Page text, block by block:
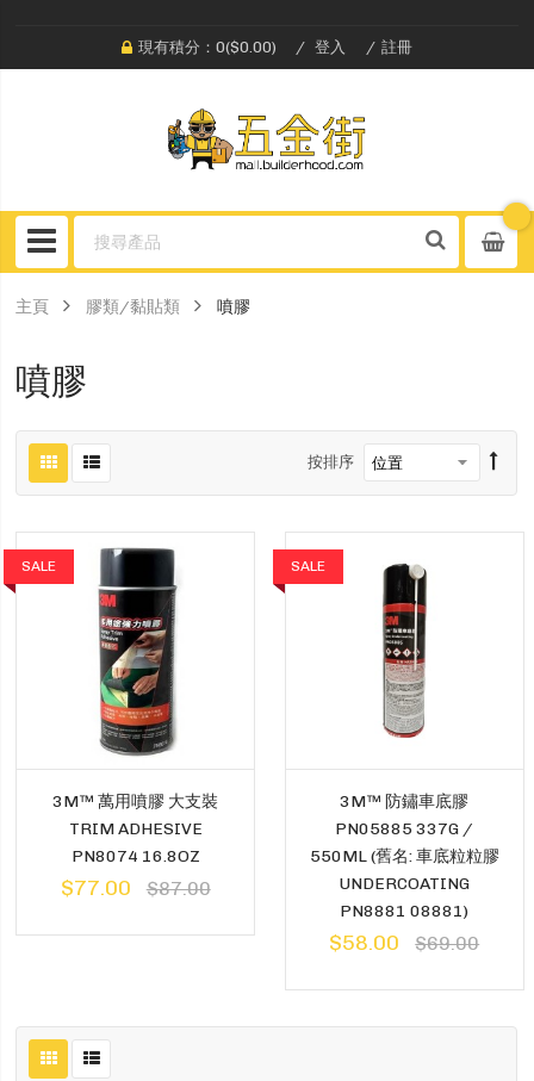
現有積分：0($0.00) 登入 註冊
主頁 膠類/黏貼類 噴膠
噴膠
按排序
SALE
3M™ 萬用噴膠 大支裝
TRIM ADHESIVE
PN8074 16.8OZ
$77.00 $87.00
SALE
3M™ 防鏽車底膠
PN05885 337G /
550ML (舊名: 車底粒粒膠
UNDERCOATING
PN8881 08881)
$58.00 $69.00